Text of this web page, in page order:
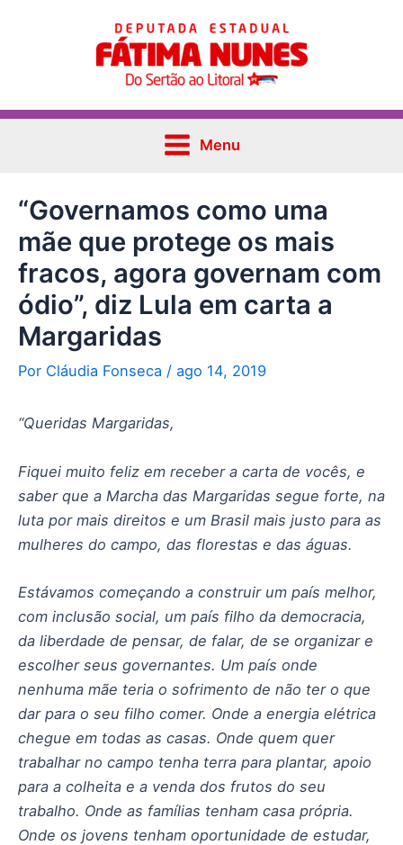
Main
Menu
Menu
“Governamos como uma
mãe que protege os mais
fracos, agora governam com
ódio”, diz Lula em carta a
Margaridas
Por Cláudia Fonseca / ago 14, 2019
“Queridas Margaridas,
Fiquei muito feliz em receber a carta de vocês, e
saber que a Marcha das Margaridas segue forte, na
luta por mais direitos e um Brasil mais justo para as
mulheres do campo, das florestas e das águas.
Estávamos começando a construir um país melhor,
com inclusão social, um país filho da democracia,
da liberdade de pensar, de falar, de se organizar e
escolher seus governantes. Um país onde
nenhuma mãe teria o sofrimento de não ter o que
dar para o seu filho comer. Onde a energia elétrica
chegue em todas as casas. Onde quem quer
trabalhar no campo tenha terra para plantar, apoio
para a colheita e a venda dos frutos do seu
trabalho. Onde as famílias tenham casa própria.
Onde os jovens tenham oportunidade de estudar,